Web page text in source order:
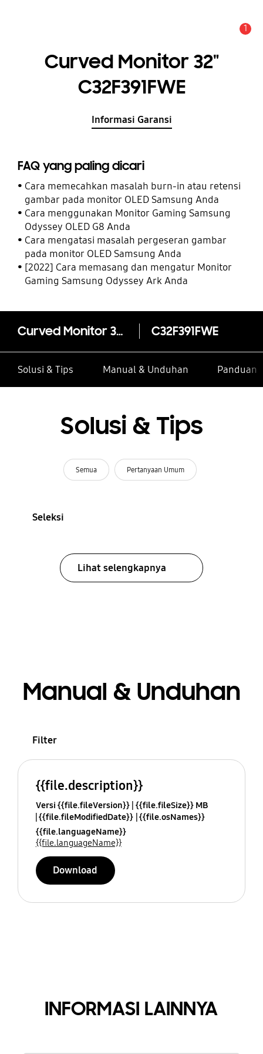
1
Curved Monitor 32"
C32F391FWE
Informasi Garansi
FAQ yang paling dicari
Cara memecahkan masalah burn-in atau retensi
gambar pada monitor OLED Samsung Anda
Cara menggunakan Monitor Gaming Samsung
Odyssey OLED G8 Anda
Cara mengatasi masalah pergeseran gambar
pada monitor OLED Samsung Anda
[2022] Cara memasang dan mengatur Monitor
Gaming Samsung Odyssey Ark Anda
Curved Monitor 32" C32F391FWE C32F391FWE
Solusi & Tips Manual & Unduhan Panduan
Solusi & Tips
Semua Pertanyaan Umum
Seleksi
Lihat selengkapnya
Manual & Unduhan
Filter
{{file.description}}
Versi {{file.fileVersion}} {{file.fileSize}} MB
{{file.fileModifiedDate}} {{file.osNames}}
{{file.languageName}}
{{file.languageName}}
Download
INFORMASI LAINNYA